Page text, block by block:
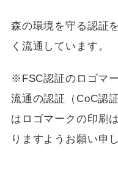
森の環境を守る認証
く流通しています。
※FSC認証のロゴマ
流通の認証（CoC認
はロゴマークの印刷
りますようお願い申